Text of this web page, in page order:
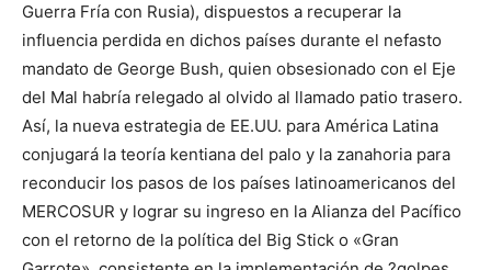
Guerra Fría con Rusia), dispuestos a recuperar la
influencia perdida en dichos países durante el nefasto
mandato de George Bush, quien obsesionado con el Eje
del Mal habría relegado al olvido al llamado patio trasero.
Así, la nueva estrategia de EE.UU. para América Latina
conjugará la teoría kentiana del palo y la zanahoria para
reconducir los pasos de los países latinoamericanos del
MERCOSUR y lograr su ingreso en la Alianza del Pacífico
con el retorno de la política del Big Stick o «Gran